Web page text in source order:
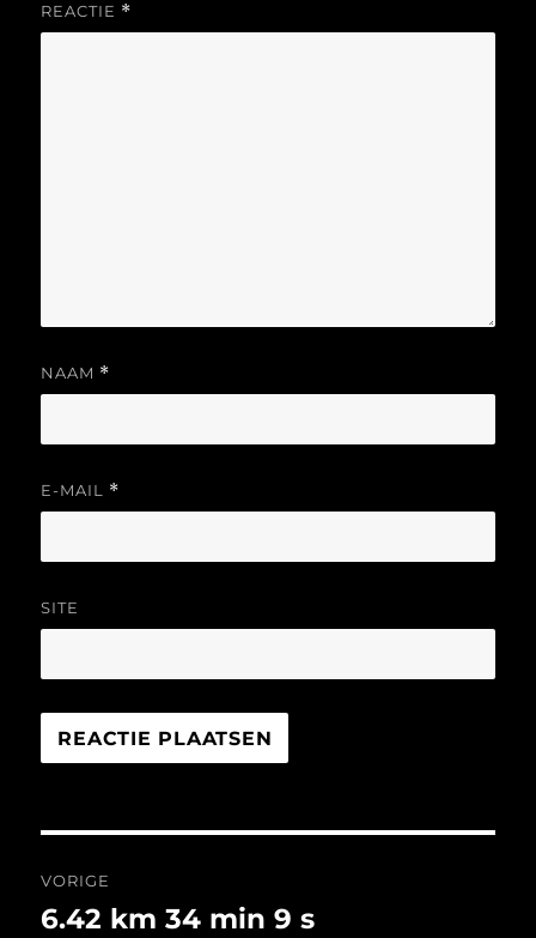
REACTIE *
NAAM *
E-MAIL *
SITE
navigatie
VORIGE
Vorig
6.42 km 34 min 9 s